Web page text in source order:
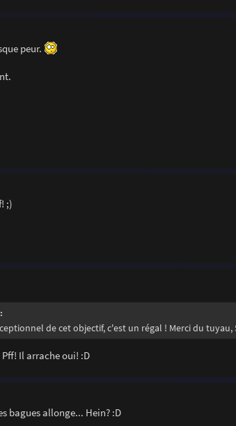
peur.
;)
de cet objectif, c'est un régal ! Merci du tuyau,
Il arrache oui! :D
bagues allonge... Hein? :D